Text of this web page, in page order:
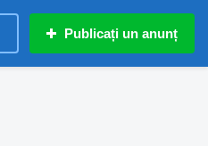
Publicați un anunț